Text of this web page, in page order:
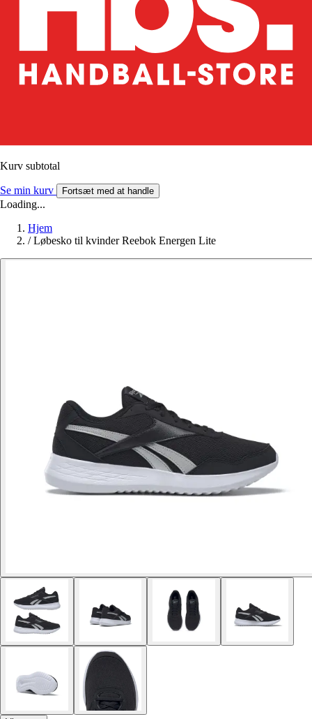
Kurv subtotal
Se min kurv Fortsæt med at handle
Loading...
Hjem
/ Løbesko til kvinder Reebok Energen Lite